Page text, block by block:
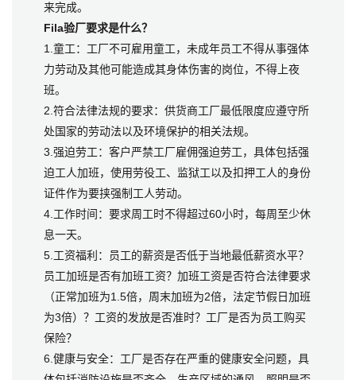
来完成。
Fila验厂要求是什么？
1.童工：工厂不可雇用童工，未成年员工不得从事强体
力劳动及其他可能造成其身体伤害的岗位，不得上夜
班。
2.符合法律法规的要求：供货商工厂最低限度应遵守所
处国家的劳动法以及环境保护的相关法规。
3.强迫劳工：客户严禁工厂雇佣强迫劳工，具体包括强
迫工人加班，使用劳役工、监狱工以及扣押工人的身份
证件作为要挟强制工人劳动。
4.工作时间：要求周工时不得超过60小时，每周至少休
息一天。
5.工资福利：员工的薪资是否低于当地最低薪资水平？
员工加班是否有加班工资？加班工资是否符合法律要求
（正常加班为1.5倍，周末加班为2倍，法定节假日加班
为3倍）？工资的发放是否准时？工厂是否为员工购买
保险？
6.健康与安全：工厂是否存在严重的健康安全问题，具